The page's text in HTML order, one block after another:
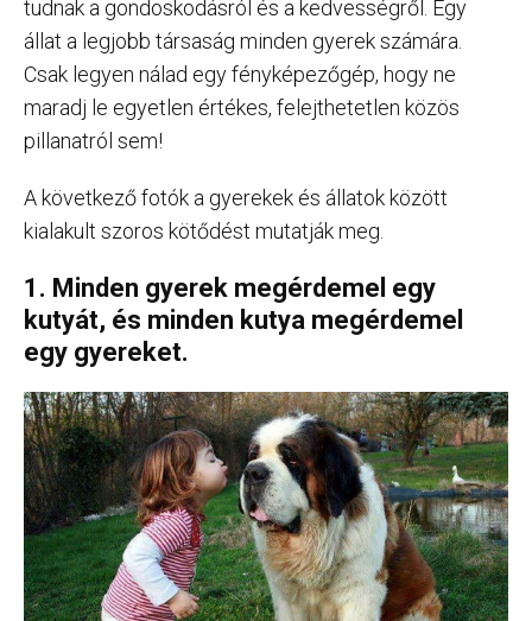
tudnak a gondoskodásról és a kedvességről. Egy
állat a legjobb társaság minden gyerek számára.
Csak legyen nálad egy fényképezőgép, hogy ne
maradj le egyetlen értékes, felejthetetlen közös
pillanatról sem!
A következő fotók a gyerekek és állatok között
kialakult szoros kötődést mutatják meg.
1. Minden gyerek megérdemel egy
kutyát, és minden kutya megérdemel
egy gyereket.